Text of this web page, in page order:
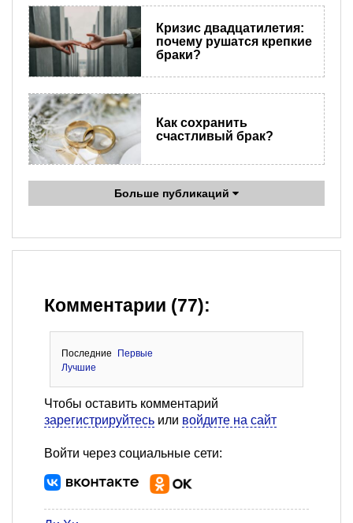
Кризис двадцатилетия:
почему рушатся крепкие
браки?
Как сохранить
счастливый брак?
Больше публикаций
Комментарии (77):
Последние
Первые
Лучшие
Чтобы оставить комментарий
зарегистрируйтесь или войдите на сайт
Войти через социальные сети: